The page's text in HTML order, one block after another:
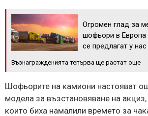
Огромен глад за
шофьори в Европа
се предлагат у
Възнагражденията тепърва ще растат още
Шофьорите на камиони настояват
модела за възстановяване на
които биха намалили времето за